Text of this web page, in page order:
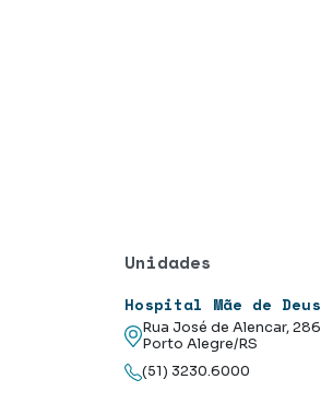
Unidades
Hospital Mãe de Deus
Rua José de Alencar, 286
Porto Alegre/RS
(51) 3230.6000